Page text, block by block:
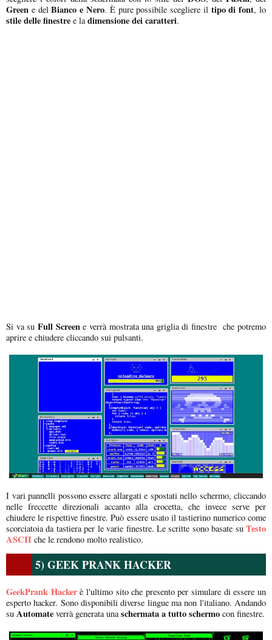
Green e delBianco e Nero. È pure possibile scegliere il tipo di font, lo
stile delle finestre e ladimensione dei caratteri.
Si va su Full Screene verrà mostrata una griglia di finestre che potremo
aprire e chiudere cliccando sui pulsanti.
I vari pannelli possono essere allargati e spostati nello schermo, cliccando
nelle freccette direzionali accanto alla crocetta, che invece serve per
chiudere le rispettive finestre. Può essere usato il tastierino numerico come
scorciatoia da tastiera per le varie finestre. Le scritte sono basate su Testo
ASCII che le rendono molto realistico.
5) GEEK PRANK HACKER
GeekPrank Hackerè l'ultimo sito che presento per simulare di essere un
esperto hacker. Sono disponibili diverse lingue ma non l'italiano. Andando
su Automate verrà generata unaschermata a tutto schermo con finestre.